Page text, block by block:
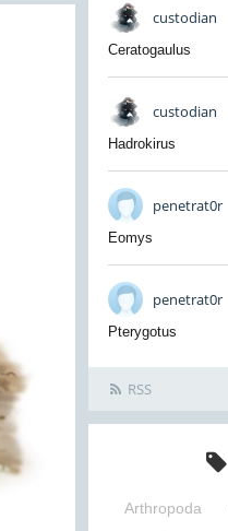
custodian
Ceratogaulus
custodian
Hadrokirus
penetrat0r
Eomys
penetrat0r
Pterygotus
RSS
Arthropoda